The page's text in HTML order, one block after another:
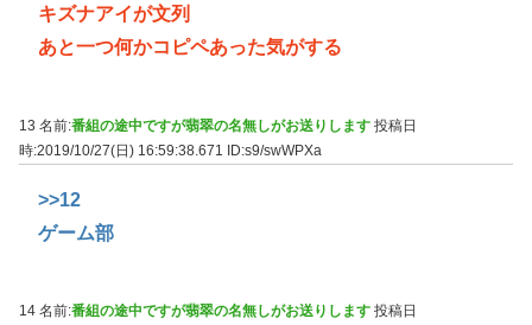
キズナアイが文列
あと一つ何かコピペあった気がする
13 名前:番組の途中ですが翡翠の名無しがお送りします 投稿日
時:2019/10/27(日) 16:59:38.671 ID:s9/swWPXa
>>12
ゲーム部
14 名前:番組の途中ですが翡翠の名無しがお送りします 投稿日